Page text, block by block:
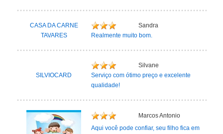
CASA DA CARNE
TAVARES
Sandra
Realmente muito bom.
SILVIOCARD
Silvane
Serviço com ótimo preço e excelente
qualidade!
Marcos Antonio
Aqui você pode confiar, seu filho fica em